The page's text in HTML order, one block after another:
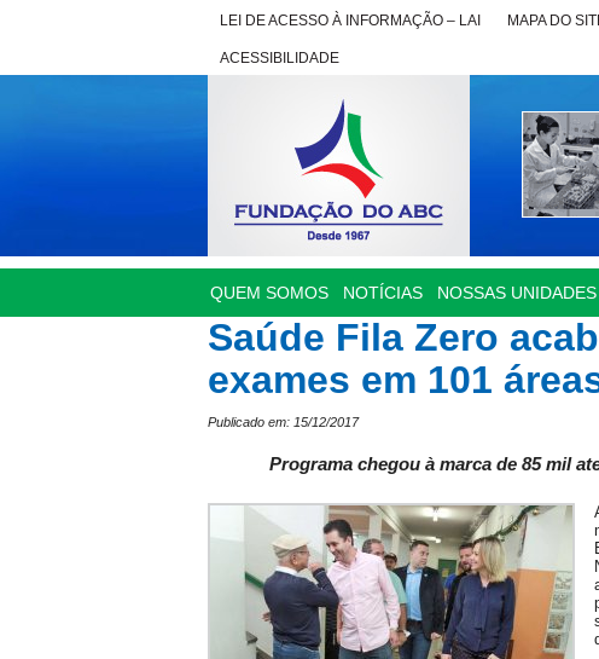
LEI DE ACESSO À INFORMAÇÃO – LAI MAPA DO
ACESSIBILIDADE
QUEM SOMOS NOTÍCIAS NOSSAS UNIDADES
Saúde Fila Zero
exames em 101
Publicado em: 15/12/2017
Programa chegou à marca de 85 mil